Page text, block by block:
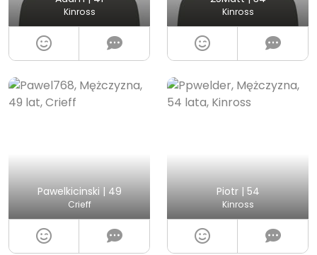
Kinross Kinross
Pawelkicinski | 49
Crieff
Piotr | 54
Kinross